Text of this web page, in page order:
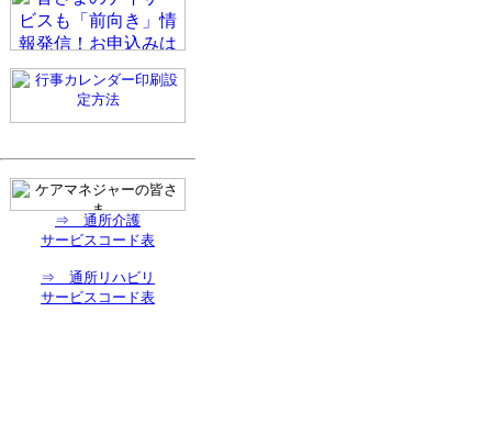
⇒ 通所介護
サービスコード表
⇒ 通所リハビリ
サービスコード表